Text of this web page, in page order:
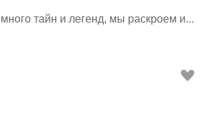
тайн и легенд, мы раскроем и...